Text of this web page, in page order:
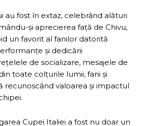
au fost în extaz, celebrând alături
și aprecierea față de Chivu,
un favorit al fanilor datorită
și dedicării
de socializare, mesajele de
toate colțurile lumii, fani și
recunoscând valoarea și impactul
Cupei Italiei a fost nu doar un